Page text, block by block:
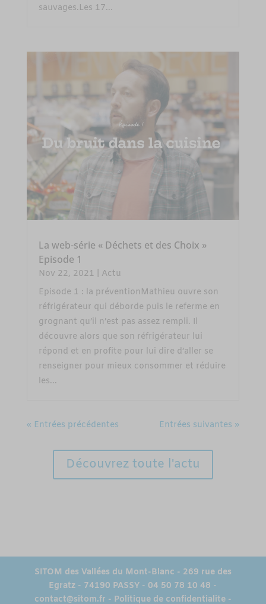
sauvages.Les 17...
La web-série « Déchets et des Choix »
Episode 1
Nov 22, 2021
Actu
Episode 1 : la préventionMathieu ouvre son
réfrigérateur qui déborde puis le referme en
grognant qu’il n’est pas assez rempli. Il
découvre alors que son réfrigérateur lui
répond et en profite pour lui dire d’aller se
renseigner pour mieux consommer et réduire
les...
« Entrées précédentes Entrées suivantes »
Découvrez toute l'actu
SITOM des Vallées du Mont-Blanc - 269 rue des
Egratz - 74190 PASSY - 04 50 78 10 48 -
contact@sitom.fr - Politique de confidentialite-